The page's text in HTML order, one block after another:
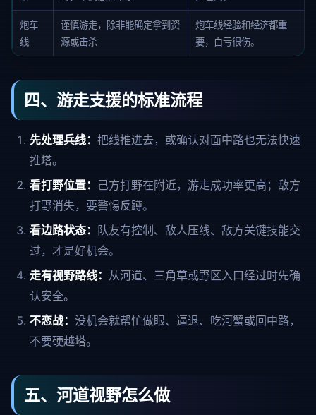
炮车
线
谨慎游走，除非能确定拿到资
源或击杀
炮车线经验和经济都重
要，白亏很伤。
四、游走支援的标准流程
先处理兵线： 把线推进去，或确认对面中路也无法快速
推塔。
看打野位置： 己方打野在附近，游走成功率更高；敌方
打野消失，要警惕反蹲。
看边路状态： 队友有控制、敌人压线、敌方关键技能交
过，才是好机会。
走有视野路线： 从河道、三角草或野区入口经过时先确
认安全。
不恋战： 没机会就帮忙做眼、逼退、吃河蟹或回中路，
不要硬越塔。
五、河道视野怎么做